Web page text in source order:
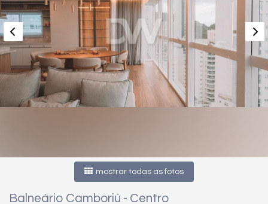
mostrar todas as fotos
Balneário Camboriú - Centro